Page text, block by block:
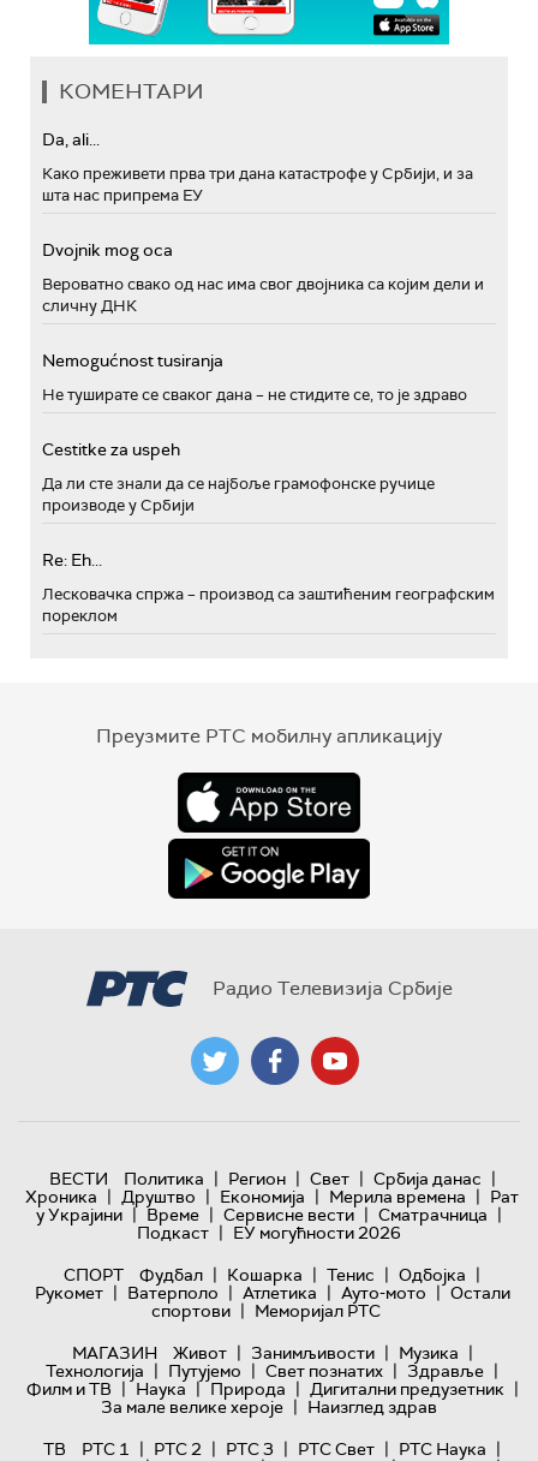
КОМЕНТАРИ
Da, ali...
Како преживети прва три дана катастрофе у Србији, и за
шта нас припрема ЕУ
Dvojnik mog oca
Вероватно свако од нас има свог двојника са којим дели и
сличну ДНК
Nemogućnost tusiranja
Не туширате се сваког дана – не стидите се, то је здраво
Cestitke za uspeh
Да ли сте знали да се најбоље грамофонске ручице
производе у Србији
Re: Eh...
Лесковачка спржа – производ са заштићеним географским
пореклом
Преузмите РТС мобилну апликацију
Радио Телевизија Србије
ВЕСТИ Политика | Регион | Свет | Србија данас |
Хроника | Друштво | Економија | Мерила времена | Рат
у Украјини | Време | Сервисне вести | Сматрачница |
Подкаст | ЕУ могућности 2026
СПОРТ
Фудбал | Кошарка | Тенис | Одбојка |
Рукомет | Ватерполо | Атлетика | Ауто-мото | Остали
спортови | Меморијал РТС
МАГАЗИН
Живот | Занимљивости | Музика |
Технологијa | Путујемо | Свет познатих | Здравље |
Филм и ТВ | Наука | Природа | Дигитални предузетник |
За мале велике хероје | Наизглед здрав
ТВ
РТС 1 | РТС 2 | РТС 3 | РТС Свет | РТС Наука |